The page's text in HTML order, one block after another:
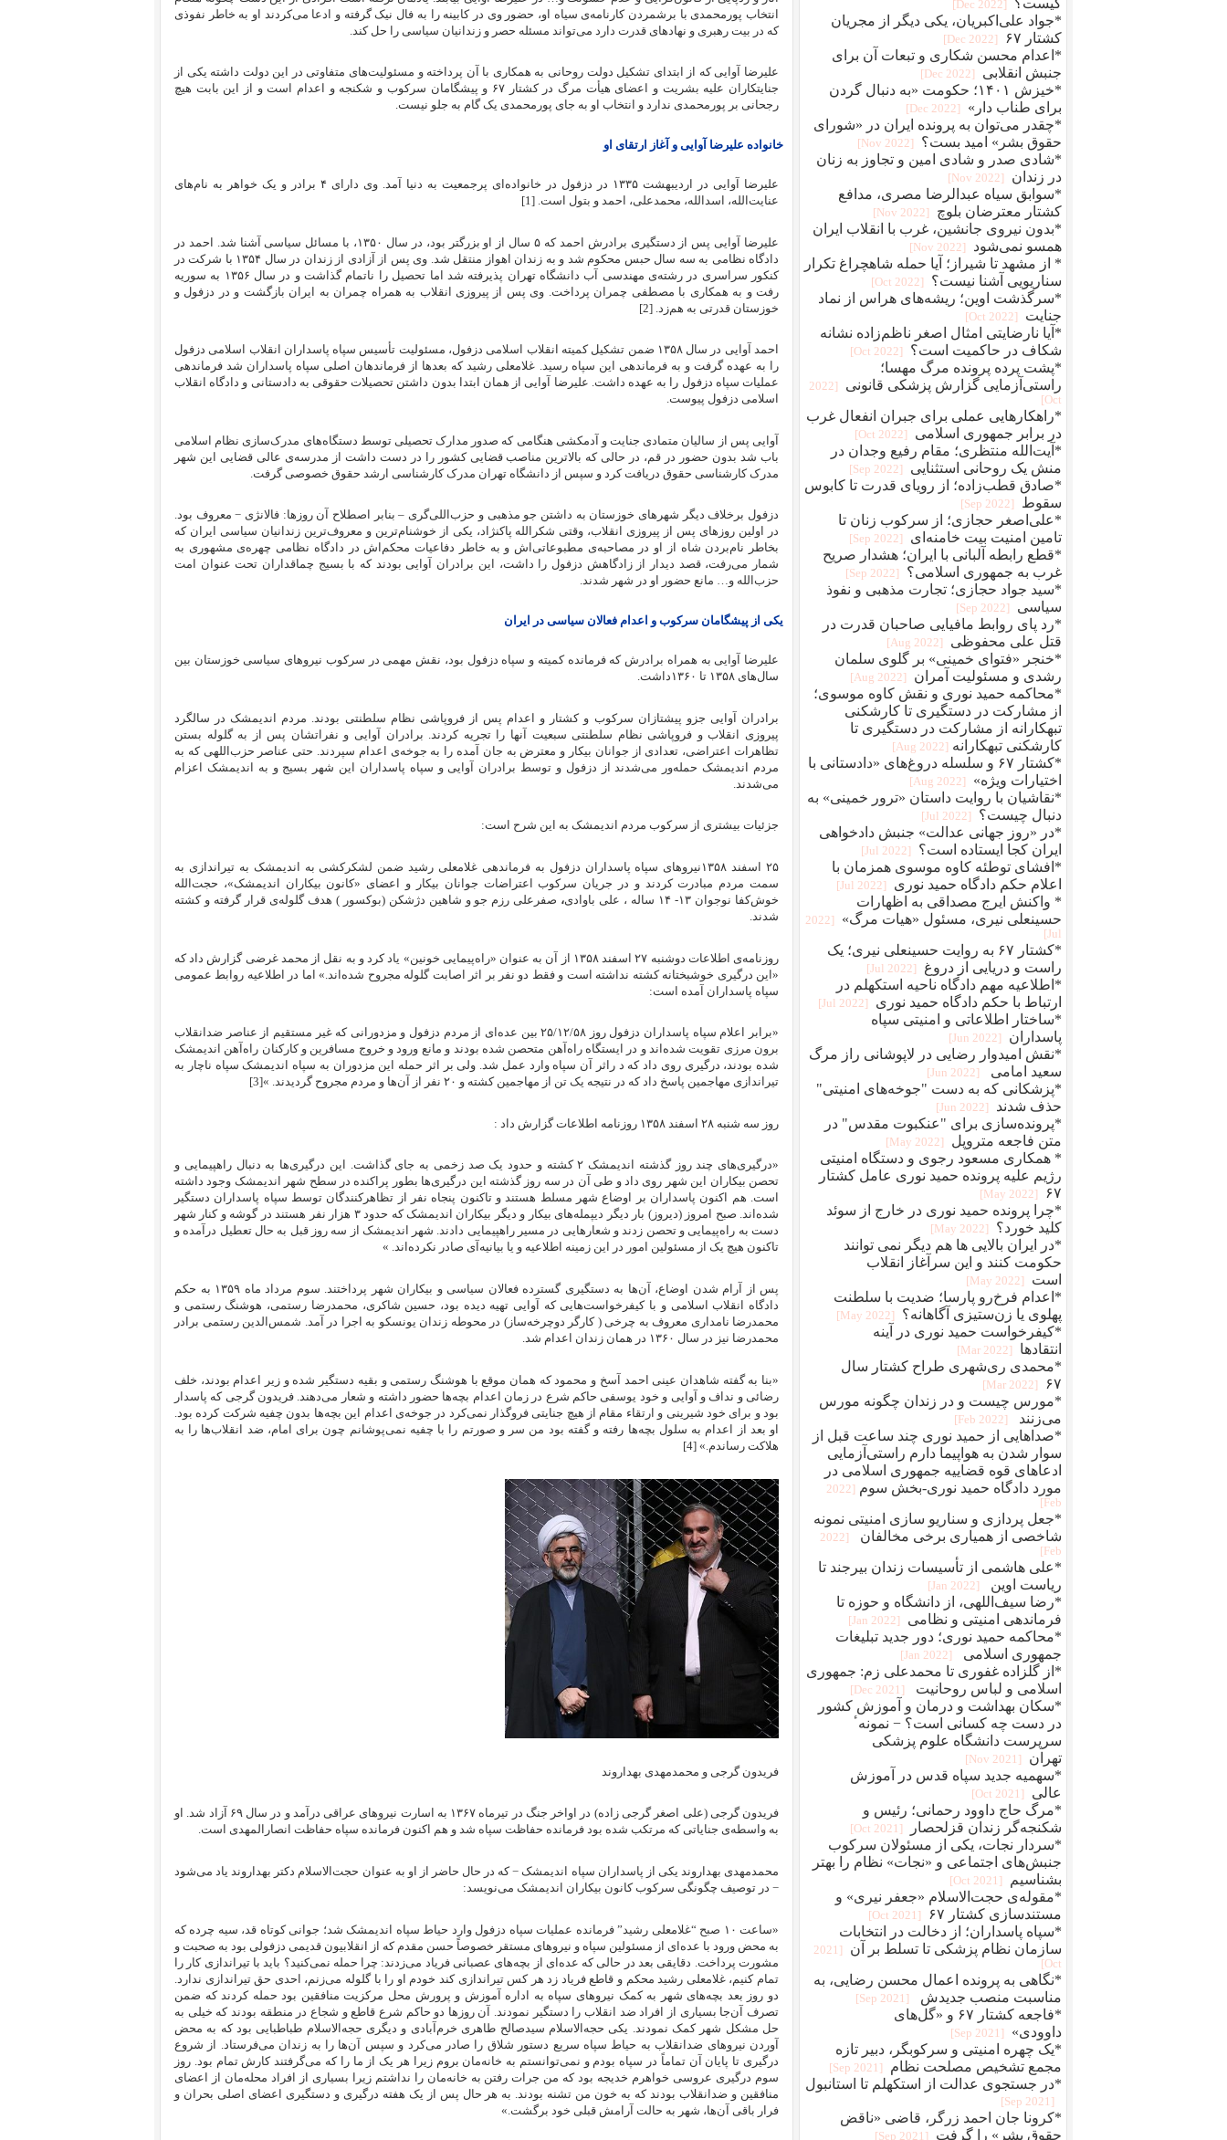
انتخاب پورمحمدی با برشمردن کارنامه‌ی سیاه او، حضور وی در کابینه را به فال نیک گرفته و ادعا می‌کردند او به خاطر نفوذی
که در بیت رهبری و نهاد‌های قدرت دارد می‌تواند مسئله حصر و زندانیان سیاسی را حل کند.
علیرضا آوایی که از ابتدای تشکیل دولت روحانی به همکاری با آن پرداخته و مسئولیت‌های متفاوتی در این دولت داشته یکی از
جنایتکاران علیه بشریت و اعضای هیأت مرگ در کشتار ۶۷ و پیشگامان سرکوب و شکنجه و اعدام است و از این بابت هیچ
رجحانی بر پورمحمدی ندارد و انتخاب او به جای پورمحمدی یک گام به جلو نیست.
خانواده علیرضا آوایی و آغاز ارتقای او
علیرضا آوایی در اردیبهشت ۱۳۳۵ در دزفول در خانواده‌ای پرجمعیت به دنیا آمد. وی دارای ۴ برادر و یک خواهر به نام‌های
عنایت‌الله، اسدالله، محمدعلی، احمد و بتول است. [1]
علیرضا آوایی پس از دستگیری برادرش احمد که ۵ سال از او بزرگتر بود، در سال ۱۳۵۰، با مسائل سیاسی آشنا شد. احمد در
دادگاه نظامی به سه سال حبس محکوم شد و به زندان اهواز منتقل شد. وی پس از آزادی از زندان در سال ۱۳۵۴ با شرکت در
کنکور سراسری در رشته‌ی مهندسی آب دانشگاه تهران پذیرفته شد اما تحصیل را ناتمام گذاشت و در سال ۱۳۵۶ به سوریه
رفت و به همکاری با مصطفی چمران پرداخت. وی پس از پیروزی انقلاب به همراه چمران به ایران بازگشت و در دزفول و
خوزستان قدرتی به هم‌زد. [2]
احمد آوایی در سال ۱۳۵۸ ضمن تشکیل کمیته انقلاب اسلامی دزفول، مسئولیت تأسیس سپاه پاسداران انقلاب اسلامی دزفول
را به عهده گرفت و به فرماندهی این سپاه رسید. غلامعلی رشید که بعدها از فرماندهان اصلی سپاه پاسداران شد فرماندهی
عملیات سپاه دزفول را به عهده داشت. علیرضا آوایی از همان ابتدا بدون داشتن تحصیلات حقوقی به دادستانی و دادگاه انقلاب
اسلامی دزفول پیوست.
آوایی پس از سالیان متمادی جنایت و آدمکشی هنگامی که صدور مدارک تحصیلی توسط دستگاه‌های مدرک‌سازی نظام اسلامی
باب شد بدون حضور در قم، در حالی که بالاترین مناصب قضایی کشور را در دست داشت از مدرسه‌ی عالی قضایی این شهر
مدرک کارشناسی حقوق دریافت کرد و سپس از دانشگاه تهران مدرک کارشناسی ارشد حقوق خصوصی گرفت.
دزفول برخلاف دیگر شهرهای خوزستان به داشتن جو مذهبی و حزب‌اللی‌گری – بنابر اصطلاح آن روزها: فالانژی − معروف بود.
در اولین روزهای پس از پیروزی انقلاب، وقتی شکرالله پاکنژاد، یکی از خوشنام‌ترین و معروف‌ترین زندانیان سیاسی ایران که
بخاطر نام‌بردن شاه از او در مصاحبه‌ی مطبوعاتی‌اش و به خاطر دفاعیات محکم‌اش در دادگاه نظامی چهره‌‌ی مشهوری به
شمار می‌رفت، قصد دیدار از زادگاهش دزفول را داشت، این برادران آوایی بودند که با بسیج چماقداران تحت عنوان امت
حزب‌الله و… مانع حضور او در شهر شدند.
یکی از پیشگامان سرکوب و اعدام فعالان سیاسی در ایران
علیرضا آوایی به همراه برادرش که فرمانده کمیته و سپاه دزفول بود، نقش مهمی در سرکوب نیروهای سیاسی خوزستان بین
سال‌های ۱۳۵۸ تا ۱۳۶۰داشت.
برادران آوایی جزو پیشتازان سرکوب و کشتار و اعدام پس از فروپاشی نظام سلطنتی بودند. مردم اندیمشک در سالگرد
پیروزی انقلاب و فروپاشی نظام سلطنتی سبعیت آنها را تجریه کردند. برادران آوایی و نفراتشان پس از به گلوله بستن
تظاهرات اعتراضی، تعدادی از جوانان بیکار و معترض به جان آمده را به جوخه‌ی اعدام سپردند. حتی عناصر حزب‌‌اللهی که به
مردم اندیمشک حمله‌ور می‌شدند از دزفول و توسط برادران آوایی و سپاه پاسداران این شهر بسیج و به اندیمشک اعزام
می‌شدند.
جزئیات بیشتری از سرکوب مردم اندیمشک به این شرح است:
۲۵ اسفند ۱۳۵۸نیروهای سپاه پاسداران دزفول به فرماندهی غلامعلی رشید ضمن لشکرکشی به اندیمشک به تیراندازی به
سمت مردم مبادرت کردند و در جریان سرکوب اعتراضات جوانان بیکار و اعضای «کانون بیکاران اندیمشک»، حجت‌الله
خوش‌کفا نوجوان ۱۳- ۱۴ ساله ، علی باوادی
، صفرعلی رزم جو و شاهین دژشکن (بوکسور ) هدف گلوله‌ی قرار گرفته و کشته
شدند.
روزنامه‌ی اطلاعات دوشنبه ۲۷ اسفند ۱۳۵۸ از آن به عنوان «راه‌پیمایی خونین» یاد کرد و به نقل از محمد غرضی گزارش داد که
«این درگیری خوشبختانه کشته نداشته است و فقط دو نفر بر اثر اصابت گلوله مجروح شده‌اند.» اما در اطلاعیه روابط عمومی
سپاه پاسداران آمده است:‌
«برابر اعلام سپاه پاسداران دزفول روز ۲۵/۱۲/۵۸ بین عده‌ای از مردم دزفول و مزدورانی که غیر مستقیم از عناصر ضد‌انقلاب
برون مرزی تقویت شده‌اند و در ایستگاه راه‌آهن متحصن شده‌ بودند و مانع ورود و خروج مسافرین و کارکنان راه‌آهن اندیمشک
شده‌ بودند، درگیری روی داد که د راثر آن سپاه وارد عمل شد. ولی بر اثر حمله این مزدوران به سپاه اندیمشک سپاه ناچار به
تیراندازی مهاجمین پاسخ داد که در نتیجه یک تن از مهاجمین کشته و ۲۰ نفر از آن‌ها و مردم مجروح گردیدند. »
[3]
روز سه شنبه ۲۸ اسفند ۱۳۵۸ روزنامه اطلاعات گزارش داد :
«درگیری‌های چند روز گذشته اندیمشک ۲ کشته و حدود یک صد زخمی به جای گذاشت. این درگیری‌ها به دنبال راهپیمایی و
تحصن بیکاران این شهر روی داد و طی آن در سه روز گذشته این درگیری‌ها بطور پراکنده در سطح شهر اندیمشک وجود داشته
است. هم اکنون پاسداران بر اوضاع شهر مسلط هستند و تاکنون پنجاه نفر از تظاهرکنندگان توسط سپاه پاسداران دستگیر
شده‌اند. صبح امروز (دیروز) بار دیگر دیپمله‌های بیکار و دیگر بیکاران اندیمشک که حدود ۳ هزار نفر هستند در گوشه و کنار شهر
دست به راه‌پیمایی و تحصن زدند و شعارهایی در مسیر راهپیمایی دادند. شهر اندیمشک از سه روز قبل به حال تعطیل درآمده و
تاکنون هیچ یک از مسئولین امور در این زمینه اطلاعیه و یا بیانیه‌آی صادر نکرده‌اند. »
پس از آرام شدن اوضاع، آن‌ها به دستگیری گسترده فعالان سیاسی و بیکاران شهر پرداختند. سوم مرداد ماه ۱۳۵۹ به حکم
دادگاه انقلاب اسلامی و با کیفرخواست‌هایی که آوایی تهیه دیده بود، حسین شاکری، محمدرضا رستمی، هوشنگ رستمی و
محمدرضا نامداری معروف به چرخی ( کارگر دوچرخه‌ساز) در محوطه زندان یونسکو به اجرا در آمد. شمس‌الدین رستمی برادر
محمدرضا نیز در سال ۱۳۶۰ در همان زندان اعدام شد.
«بنا به گفته شاهدان عینی احمد آسخ و محمود که همان موقع با هوشنگ رستمی و بقیه دستگیر شده و زیر اعدام بودند، خلف
رضائی و نداف و آوایی و خود یوسفی حاکم شرع در زمان اعدام بچه‌ها حضور داشته و شعار می‌دهند. فریدون گرجی که پاسدار
بود و برای خود شیرینی و ارتقاء مقام از هیچ جنایتی فروگذار نمی‌کرد در جوخه‌ی اعدام این بچه‌ها بدون چفیه شرکت کرده بود.
او بعد از اعدام به سلول بچه‌ها رفته و گفته بود من سر و صورتم را با چفیه نمی‌پوشانم چون برای امام، ضد انقلاب‌ها را به
هلاکت رساندم.» [4]
فریدون گرجی و محمد‌مهدی بهداروند
فریدون گرجی (علی اصغر گرجی زاده) در اواخر جنگ در تیرماه ۱۳۶۷ به اسارت نیروهای عراقی درآمد و در سال ۶۹ آزاد شد. او
به واسطه‌ی جنایاتی که مرتکب شده بود فرمانده حفاظت سپاه شد و هم اکنون فرمانده سپاه حفاظت انصارالمهدی است.
محمدمهدی بهداروند یکی از پاسداران سپاه اندیمشک − که در حال حاضر از او به عنوان حجت‌الاسلام دکتر بهداروند یاد می‌شود
− در توصیف چگونگی سرکوب کانون بیکاران اندیمشک می‌نویسد:
«ساعت ۱۰ صبح “غلامعلی رشید” فرمانده عملیات سپاه دزفول وارد حیاط سپاه اندیمشک شد؛ جوانی کوتاه قد، سیه چرده که
به محض ورود با عده‌ای از مسئولین سپاه و نیروهای مستقر خصوصاً حسن مقدم که از انقلابیون قدیمی دزفولی بود به صحبت و
مشورت پرداخت. دقایقی بعد در حالی که عده‌ای از بچه‌های عصبانی فریاد می‌زدند: چرا حمله نمی‌کنید؟ باید با تیراندازی کار را
تمام کنیم، غلامعلی رشید محکم و قاطع فریاد زد هر کس تیراندازی کند خودم او را با گلوله می‌زنم، احدی حق تیراندازی ندارد.
دو روز بعد بچه‌های شهر به کمک نیروهای سپاه به اداره آموزش و پرورش محل مرکزیت منافقین بود حمله کردند که ضمن
تصرف آن‌جا بسیاری از افراد ضد انقلاب را دستگیر نمودند. آن روزها دو حاکم شرع قاطع و شجاع در منطقه بودند که خیلی به
حل مشکل شهر کمک نمودند. یکی حجه‌الاسلام سیدصالح طاهری خرم‌آبادی و دیگری حجه‌الاسلام طباطبایی بود که به محض
آوردن نیروهای ضد‌انقلاب به حیاط سپاه سریع دستور شلاق را صادر می‌کرد و سپس آن‌ها را به زندان می‌فرستاد. از شروع
درگیری تا پایان آن تماماً در سپاه بودم و نمی‌توانستم به خانه‌مان بروم زیرا هر یک از ما را که می‌گرفتند کارش تمام بود. روز
سوم درگیری عروسی خواهرم خدیجه بود که من جرات رفتن به خانه‌مان را نداشتم زیرا بسیاری از افراد محله‌مان از اعضای
منافقین و ضد‌انقلاب بودند که به خون من تشنه بودند. به هر حال پس از یک هفته درگیری و دستگیری اعضای اصلی بحران و
فرار باقی آن‌ها، شهر به حالت آرامش قبلی خود برگشت.»
[2022 Dec]
*جواد علی‌اکبریان، یکی دیگر از مجریان
کشتار ۶۷
[2022 Dec]
*اعدام محسن شکاری و تبعات آن برای
جنبش انقلابی
[2022 Dec]
*خیزش ۱۴۰۱؛ حکومت «به دنبال گردن
برای طناب دار»
[2022 Dec]
*چقدر می‌توان به پرونده ایران در «شورای
حقوق بشر» امید بست؟
[2022 Nov]
*شادی صدر و شادی امین و تجاوز به زنان
در زندان
[2022 Nov]
*سوابق سیاه عبدالرضا مصری، مدافع
کشتار معترضان بلوچ
[2022 Nov]
*بدون نیروی جانشین، غرب با انقلاب ایران
همسو نمی‌شود
[2022 Nov]
* از مشهد تا شیراز؛ آیا حمله شاهچراغ تکرار
سناریویی آشنا نیست؟
[2022 Oct]
*سرگذشت اوین؛ ریشه‌های هراس از نماد
جنایت
[2022 Oct]
*آیا نارضایتی امثال اصغر ناظم‌زاده نشانه
شکاف در حاکمیت است؟
[2022 Oct]
*پشت پرده پرونده مرگ مهسا؛
راستی‌آزمایی گزارش پزشکی قانونی
[2022
Oct]
*راهکارهایی عملی برای جبران انفعال غرب
در برابر جمهوری اسلامی
[2022 Oct]
*آیت‌الله منتظری؛ مقام رفیع وجدان در
منش یک روحانی استثنایی
[2022 Sep]
*صادق قطب‌زاده؛ از رویای قدرت تا کابوس
سقوط
[2022 Sep]
*علی‌اصغر حجازی؛ از سرکوب زنان تا
تامین امنیت بیت خامنه‌ای
[2022 Sep]
*قطع رابطه آلبانی با ایران؛ هشدار صریح
غرب به جمهوری اسلامی؟
[2022 Sep]
*سید جواد حجازی؛ تجارت مذهبی و نفوذ
سیاسی
[2022 Sep]
*رد پای روابط مافيایی صاحبان قدرت در
قتل علی محفوظی
[2022 Aug]
*خنجر «فتوای خمینی» بر گلوی سلمان
رشدی و مسئولیت آمران
[2022 Aug]
*محاکمه حمید نوری و نقش کاوه موسوی؛
از مشارکت در دستگیری تا کارشکنی
تبهکارانه از مشارکت در دستگیری تا
کارشکنی تبهکارانه [2022 Aug]
*کشتار ۶۷ و سلسله دروغ‌های «دادستانی با
اختیارات ویژه»
[2022 Aug]
*نقاشیان با روایت داستان «ترور خمینی» به
دنبال چیست؟
[2022 Jul]
*در «روز جهانی عدالت» جنبش دادخواهی
ایران کجا ایستاده است؟
[2022 Jul]
*افشای توطئه کاوه موسوی همزمان با
اعلام حکم دادگاه حمید نوری
[2022 Jul]
* واکنش ایرج مصداقی به اظهارات
حسینعلی نیری، مسئول «هیات مرگ»
[2022
Jul]
*کشتار ۶۷ به روایت حسینعلی نیری؛ یک
راست و دریایی از دروغ
[2022 Jul]
*اطلاعیه مهم دادگاه ناحیه استکهلم در
ارتباط با حکم دادگاه حمید نوری
[2022 Jul]
*ساختار اطلاعاتی و امنیتی سپاه
پاسداران
[2022 Jun]
*نقش امیدوار رضایی در لاپوشانی راز مرگ
سعید امامی
[2022 Jun]
*پزشکانی که به دست "جوخه‌های امنیتی"
حذف شدند
[2022 Jun]
*پرونده‌سازی برای "عنکبوت مقدس" در
متن فاجعه متروپل
[2022 May]
* همکاری مسعود رجوی و دستگاه امنیتی
رژیم علیه پرونده حمید نوری عامل کشتار
۶۷
[2022 May]
*چرا پرونده حمید نوری در خارج از سوئد
کلید خورد؟
[2022 May]
*در ایران بالایی ها هم دیگر نمی توانند
حکومت کنند و این سرآغاز انقلاب
است
[2022 May]
*اعدام فرخ‌رو پارسا؛ ضديت با سلطنت
پهلوی يا زن‌ستيزی آگاهانه؟
[2022 May]
*کیفرخواست حمید نوری در آینه
انتقادها
[2022 Mar]
*محمدی‌ ری‌شهری طراح کشتار سال
۶۷
[2022 Mar]
*مورس چیست و در زندان چگونه مورس
می‌زنند
[2022 Feb]
*صداهایی از حمید نوری چند ساعت قبل از
سوار شدن به هواپیما دارم راستی‌آزمایی
ادعاهای قوه قضاییه جمهوری اسلامی در
مورد دادگاه حمید نوری-بخش سوم
[2022
Feb]
*جعل پردازی و سناريو سازی امنيتی نمونه
شاخصی از همياری برخی مخالفان
[2022
Feb]
*علی هاشمی از تأسیسات زندان بیرجند تا
ریاست اوین
[2022 Jan]
*رضا سیف‌اللهی، از دانشگاه و حوزه تا
فرماندهی امنیتی و نظامی
[2022 Jan]
*محاکمه حميد نوری؛ دور جديد تبلیغات
جمهوری اسلامی
[2022 Jan]
*از گلزاده غفوری تا محمدعلی زم: جمهوری
اسلامی و لباس روحانیت
[2021 Dec]
*سکان بهداشت و درمان و آموزش کشور
در دست چه کسانی است؟ − نمونهٴ
سرپرست دانشگاه علوم پزشکی
تهران
[2021 Nov]
*سهمیه جدید سپاه قدس در آموزش
عالی
[2021 Oct]
*مرگ حاج داوود رحمانی؛ رئیس و
شکنجه‌گر زندان قزلحصار
[2021 Oct]
*سردار نجات، یکی از مسئولان سرکوب
جنبش‌های اجتماعی و «نجات» نظام را بهتر
بشناسیم
[2021 Oct]
*مقوله‌ی حجت‌الاسلام «جعفر نیری» و
مستند‌سازی کشتار ۶۷
[2021 Oct]
*سپاه پاسداران؛ از دخالت در انتخابات
سازمان نظام پزشکی تا تسلط بر آن
[2021
Oct]
*نگاهی به پرونده اعمال محسن رضایی، به
مناسبت منصب جدیدش
[2021 Sep]
*فاجعه کشتار ۶۷ و «گل‌های
داوودی»
[2021 Sep]
*یک چهره‌‌ امنیتی و سرکوبگر، دبیر تازه
مجمع تشخیص مصلحت نظام
[2021 Sep]
*در جستجوی عدالت از استکهلم تا استانبول
[2021 Sep]
*کرونا جان احمد زرگر، قاضی «ناقض
حقوق بشر» را گرفت
[2021 Sep]